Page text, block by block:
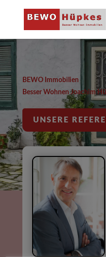
BEWO Immobilien
Besser Wohnen Joachim
UNSERE